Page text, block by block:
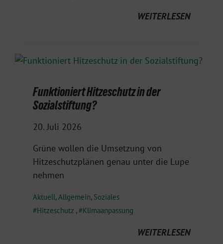
WEITERLESEN
Funktioniert Hitzeschutz in der
Sozialstiftung?
20. Juli 2026
Grüne wollen die Umsetzung von
Hitzeschutzplänen genau unter die Lupe
nehmen
Aktuell,Allgemein, Soziales
Hitzeschutz , Klimaanpassung
WEITERLESEN